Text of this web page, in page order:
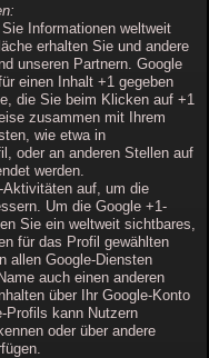
Informationen weltweit
erhalten Sie und andere
unseren Partnern. Google
einen Inhalt +1 gegeben
die Sie beim Klicken auf +1
zusammen mit Ihrem
wie etwa in
oder an anderen Stellen auf
werden.
auf, um die
Um die Google +1-
Sie ein weltweit sichtbares,
für das Profil gewählten
allen Google-Diensten
auch einen anderen
über Ihr Google-Konto
Profils kann Nutzern
oder über andere